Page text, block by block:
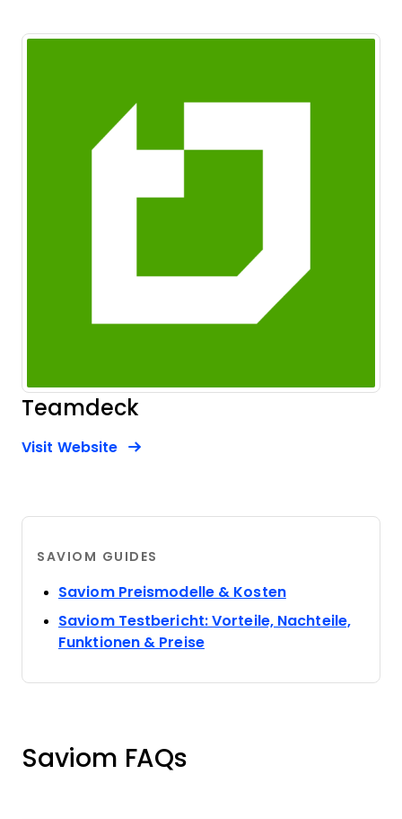
Teamdeck
Visit WebsiteOpens New Window
SAVIOM GUIDES
Saviom Preismodelle & KostenOpens new
Saviom Testbericht: Vorteile, Nachteile,
Funktionen & PreiseOpens new window
Saviom FAQs